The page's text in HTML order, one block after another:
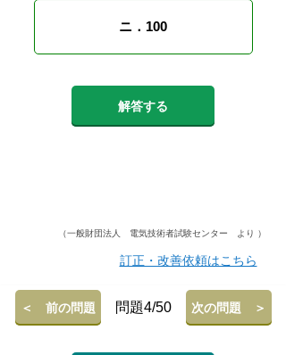
ニ．100
解答する
（一般財団法人 電気技術者試験センター より ）
訂正・改善依頼はこちら
＜ 前の問題 問題4/50 次の問題 ＞